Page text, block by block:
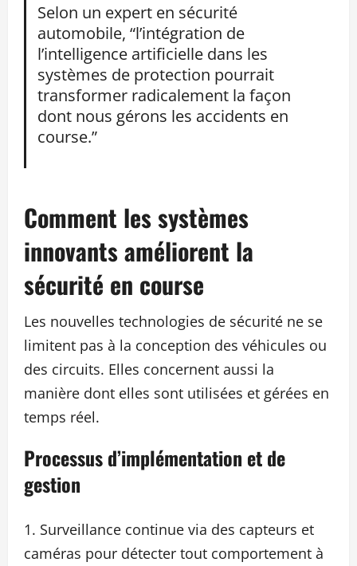
Selon un expert en sécurité
automobile, “l’intégration de
l’intelligence artificielle dans les
systèmes de protection pourrait
transformer radicalement la façon
dont nous gérons les accidents en
course.”
Comment les systèmes
innovants améliorent la
sécurité en course
Les nouvelles technologies de sécurité ne se
limitent pas à la conception des véhicules ou
des circuits. Elles concernent aussi la
manière dont elles sont utilisées et gérées en
temps réel.
Processus d’implémentation et de
gestion
Surveillance continue via des capteurs et
caméras pour détecter tout comportement à